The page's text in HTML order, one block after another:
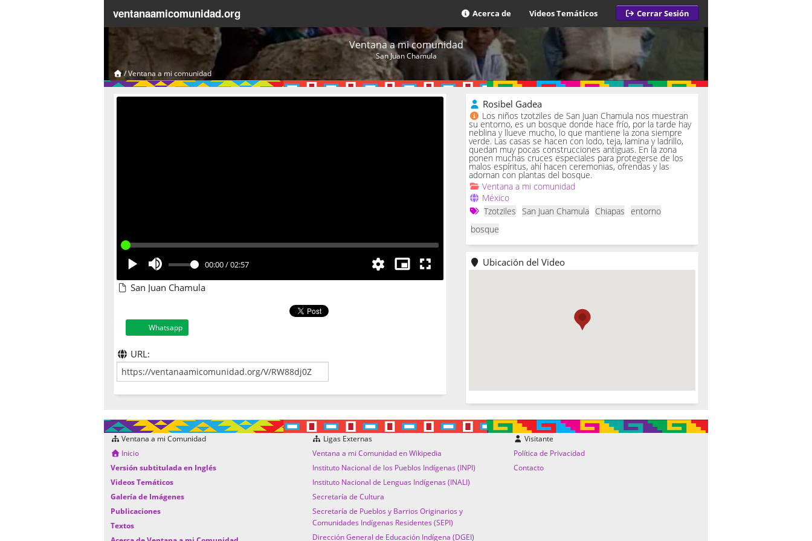
ventanaamicomunidad.org Acerca de Videos Temáticos Cerrar Sesión
Ventana a mi comunidad
San Juan Chamula
/Ventana a mi comunidad
00:00/02:57
San Juan Chamula
Whatsapp
URL:
Rosibel Gadea
Los niños tzotziles de San Juan Chamula nos muestran
su entorno, es un bosque donde hace frío, por la tarde hay
neblina y llueve mucho, lo que mantiene la zona siempre
verde. Las casas se hacen con lodo, teja, lamina y ladrillo,
quedan muy pocas construcciones antiguas. En la zona
ponen muchas cruces especiales para protegerse de los
malos espíritus, ahí hacen ceremonias, ofrendas y las
adornan con plantas del bosque.
Ventana a mi comunidad
México
Tzotziles San Juan Chamula Chiapas entorno
bosque
Ubicación del Video
Ventana a mi Comunidad
Inicio
Versión subtitulada en Inglés
Videos Temáticos
Galería de Imágenes
Publicaciones
Textos
Ligas Externas
Ventana a mi Comunidad en Wikipedia
Instituto Nacional de los Pueblos Indígenas (INPI)
Instituto Nacional de Lenguas Indígenas (INALI)
Secretaría de Cultura
Secretaría de Pueblos y Barrios Originarios y
Comunidades Indígenas Residentes (SEPI)
Dirección General de Educación Indígena (DGEI)
Visitante
Política de Privacidad
Contacto